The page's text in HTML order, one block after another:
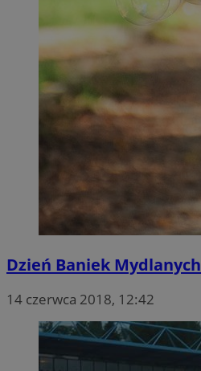
Dzień Baniek Mydlanych
14 czerwca 2018, 12:42